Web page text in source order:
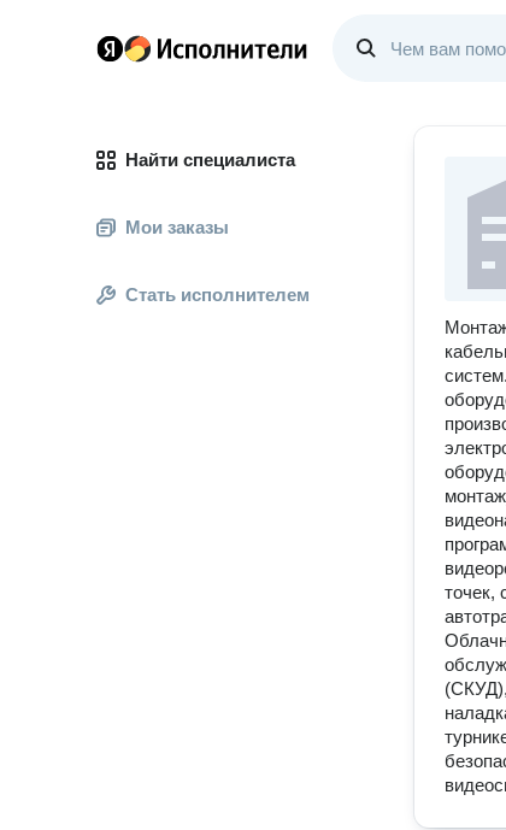
Найти специалиста
Мои заказы
Стать исполнителем
точек,
(СКУД),